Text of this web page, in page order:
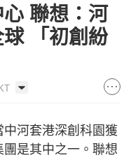
聯想：河
「初創紛
河套港深創科園獲
是其中之一。聯想